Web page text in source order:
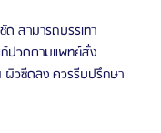
ด สามารถบรรเทา
ก้ปวดตามแพทย์สั่ง
ผิวซีดลง ควรรีบปรึกษา